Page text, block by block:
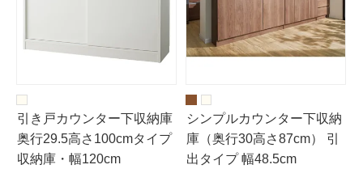
引き戸カウンター下収納庫
奥行29.5高さ100cmタイプ
収納庫・幅120cm
シンプルカウンター下収納
庫（奥行30高さ87cm） 引
出タイプ 幅48.5cm